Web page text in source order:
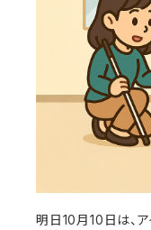
明日10月10日は、